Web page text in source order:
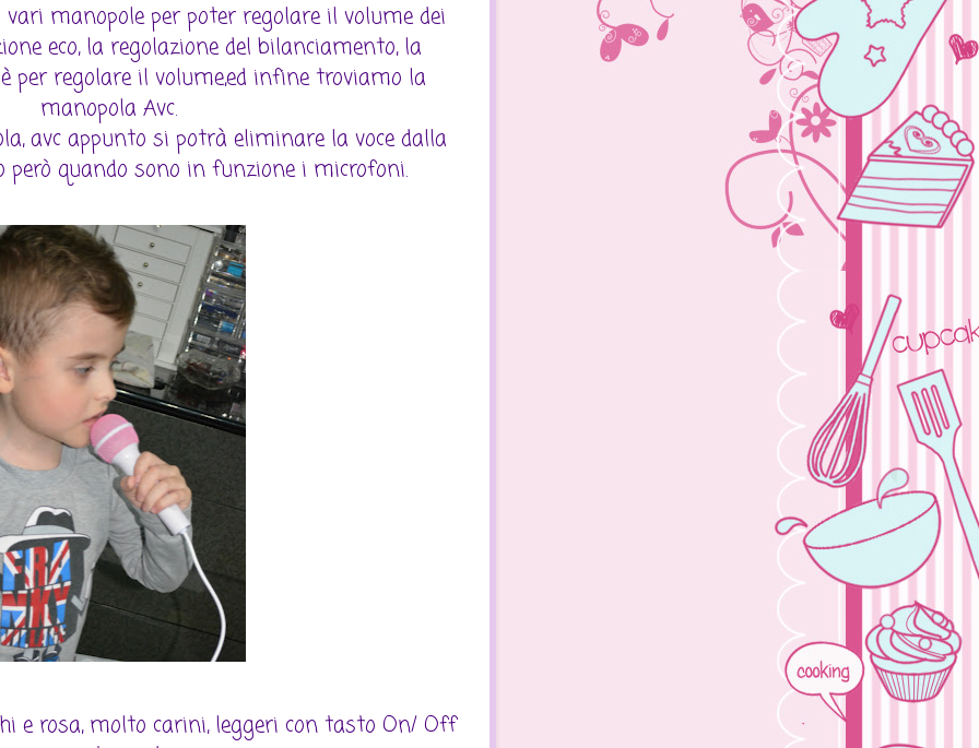
manopole per poter regolare il volume dei
eco, la regolazione del bilanciamento, la
per regolare il volume,ed infine troviamo la
manopola Avc.
avc appunto si potrà eliminare la voce dalla
però quando sono in funzione i microfoni.
e rosa, molto carini, leggeri con tasto On/ Off